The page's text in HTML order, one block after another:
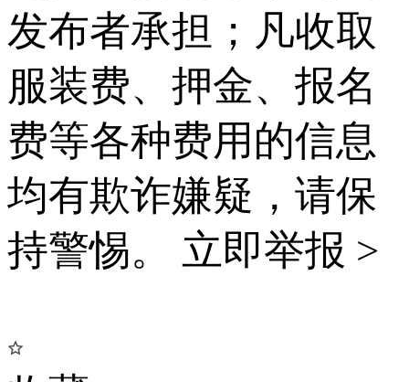
发布者承担；凡收取
服装费、押金、报名
费等各种费用的信息
均有欺诈嫌疑，请保
持警惕。 立即举报 >